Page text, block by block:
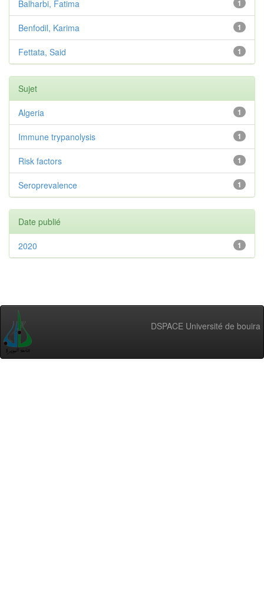
1
Balharbi, Fatima
1
Benfodil, Karima
1
Fettata, Said
Sujet
1
Algeria
1
Immune trypanolysis
1
Risk factors
1
Seroprevalence
Date publié
1
2020
DSPACE Université de bouira